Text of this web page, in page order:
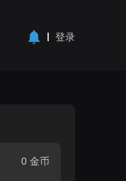
登录
0 金币